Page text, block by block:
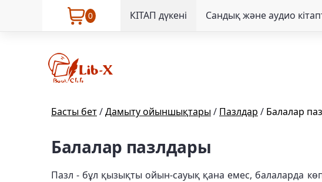
0 КІТАП дүкені Сандық және аудио
Басты бет/Дамыту ойыншықтары/ Пазлдар / Балалар
Балалар пазлдары
Пазл - бұл қызықты ойын-сауық қана емес, балаларда